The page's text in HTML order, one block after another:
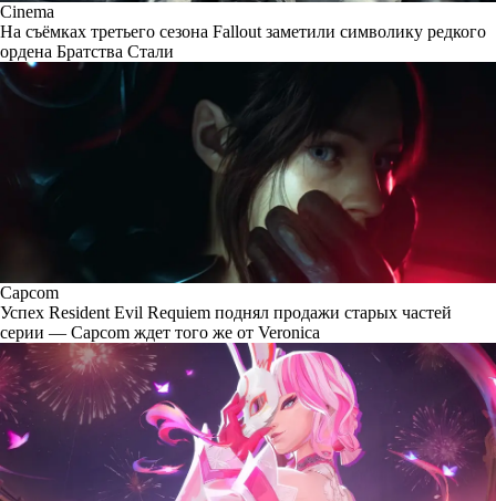
Cinema
На съёмках третьего сезона Fallout заметили символику редкого
ордена Братства Стали
Capcom
Успех Resident Evil Requiem поднял продажи старых частей
серии — Capcom ждет того же от Veronica